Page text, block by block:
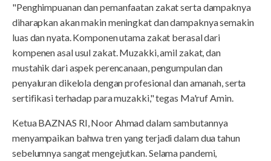
"Penghimpuanan dan pemanfaatan zakat serta dampaknya
diharapkan akan makin meningkat dan dampaknya semakin
luas dan nyata. Komponen utama zakat berasal dari
kompenen asal usul zakat. Muzakki, amil zakat, dan
mustahik dari aspek perencanaan, pengumpulan dan
penyaluran dikelola dengan profesional dan amanah, serta
sertifikasi terhadap para muzakki," tegas Ma'ruf Amin.
Ketua BAZNAS RI, Noor Ahmad dalam sambutannya
menyampaikan bahwa tren yang terjadi dalam dua tahun
sebelumnya sangat mengejutkan. Selama pandemi,